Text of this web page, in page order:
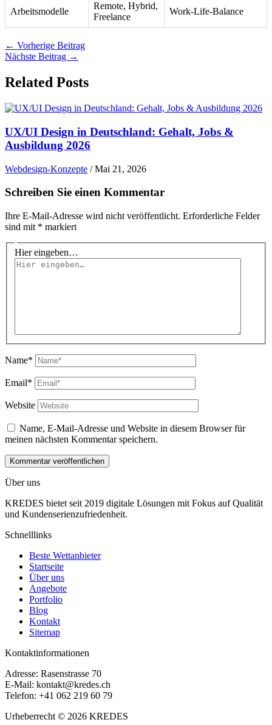
Arbeitsmodelle
Remote, Hybrid,
Freelance
Work-Life-Balance
← Vorherige Beitrag
Nächste Beitrag →
Related Posts
UX/UI Design in Deutschland: Gehalt, Jobs &
Ausbildung 2026
Webdesign-Konzepte /Mai 21, 2026
Schreiben Sie einen Kommentar
Ihre E-Mail-Adresse wird nicht veröffentlicht. Erforderliche Felder
sind mit * markiert
Hier eingeben…
Name*
Email*
Website
Name, E-Mail-Adresse und Website in diesem Browser für
meinen nächsten Kommentar speichern.
Über uns
KREDES bietet seit 2019 digitale Lösungen mit Fokus auf Qualität
und Kundenserienzufriedenheit.
Schnelllinks
Beste Wettanbieter
Startseite
Über uns
Angebote
Portfolio
Blog
Kontakt
Sitemap
Kontaktinformationen
Adresse: Rasenstrasse 70
E-Mail: kontakt@kredes.ch
Telefon: +41 062 219 60 79
Urheberrecht © 2026 KREDES